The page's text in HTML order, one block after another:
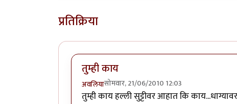
प्रतिक्रिया
तुम्ही काय
अवलियासोमवार, 21/06/2010 12:03
तुम्ही काय हल्ली सुट्टीवर आहात कि